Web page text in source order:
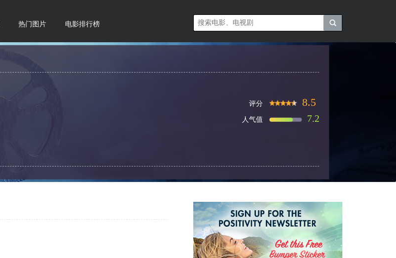
热门图片 电影排行榜
评分 8.5
人气值 7.2